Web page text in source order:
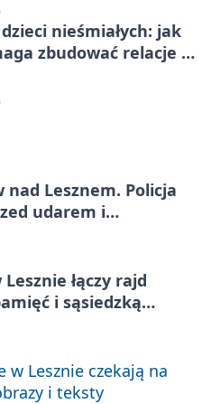
nieśmiałych: jak
zbudować relacje z
nad Lesznem. Policja
udarem i
łączy rajd
i sąsiedzką
w Lesznie czekają na
i teksty